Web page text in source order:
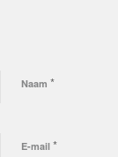
Naam *
E-mail *